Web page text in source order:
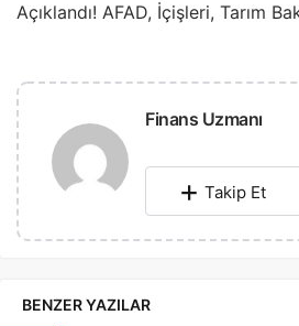
Açıklandı! AFAD, İçişleri, Tarım
Finans Uzmanı
Takip Et
BENZER YAZILAR